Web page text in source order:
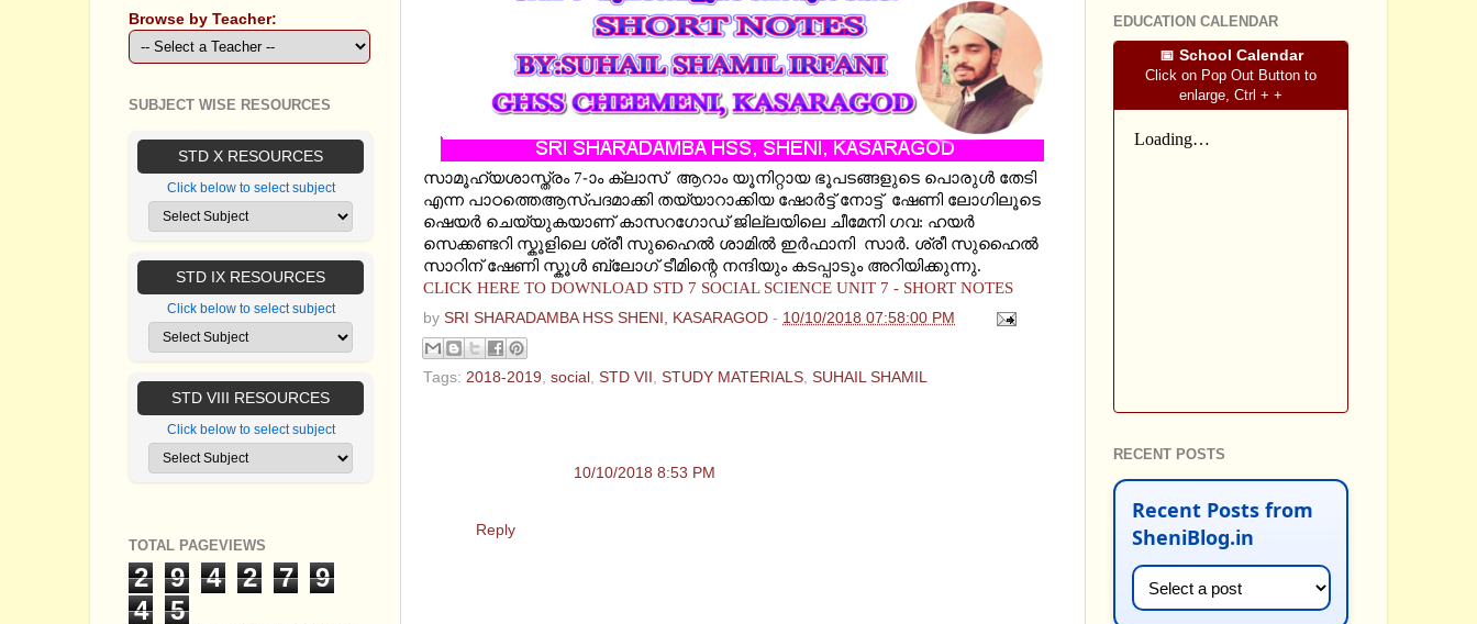
സാമൂഹ്യശാസ്ത്രം 7-ാം ക്ലാസ് ആറാം യൂനിറ്റായ ഭൂപടങ്ങളുടെ പൊരുള്‍ തേടി
എന്ന പാഠത്തെആസ്പദമാക്കി തയ്യാറാക്കിയ ഷോര്‍‌ട്ട് നോട്ട് ഷേണി ലോഗിലൂടെ
ഷെയര്‍ ചെയ്യുകയാണ് കാസറഗോഡ് ജില്ലയിലെ ചീമേനി ഗവ: ഹയര്‍
സെക്കണ്ടറി സ്കൂളിലെ ശ്രീ സുഹൈല്‍ ശാമില്‍ ഇര്‍ഫാനി സാര്‍. ശ്രീ സുഹൈല്‍
സാറിന് ഷേണി സ്കൂള്‍ ബ്ലോഗ് ടീമിന്റെ നന്ദിയും കടപ്പാടും അറിയിക്കുന്നു.
CLICK HERE TO DOWNLOAD STD 7 SOCIAL SCIENCE UNIT 7 - SHORT NOTES
by SRI SHARADAMBA HSS SHENI, KASARAGOD - 10/10/2018 07:58:00 PM
Tags: 2018-2019 social STD VII STUDY MATERIALS SUHAIL SHAMIL
10/10/2018 8:53 PM
Reply
Browse by Teacher:
SUBJECT WISE RESOURCES
STD X RESOURCES
Click below to select subject
STD IX RESOURCES
Click below to select subject
STD VIII RESOURCES
Click below to select subject
TOTAL PAGEVIEWS
2 9 4 2 7
9
4
5
EDUCATION CALENDAR
📅 School Calendar
Click on Pop Out Button to
enlarge, Ctrl + +
RECENT POSTS
Recent Posts from
SheniBlog.in